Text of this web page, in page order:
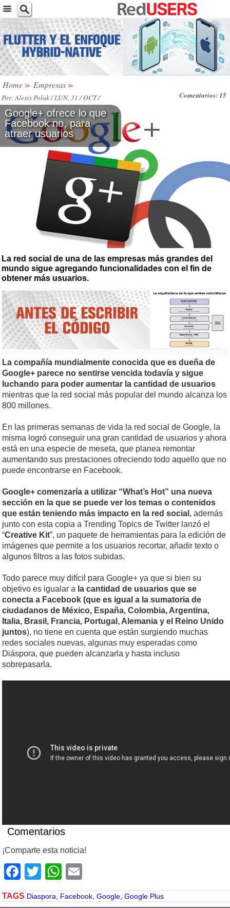
Home > Empresas >
Comentarios: 15
Por: Alexis Polak / LUN, 31 / OCT /
2011
Google+ ofrece lo que
Facebook no, para
atraer usuarios
La red social de una de las empresas más grandes del
mundo sigue agregando funcionalidades con el fin de
obtener más usuarios.
La compañía mundialmente conocida que es dueña de
Google+ parece no sentirse vencida todavía y sigue
luchando para poder aumentar la cantidad de usuarios
mientras que la red social más popular del mundo alcanza los
800 millones.
En las primeras semanas de vida la red social de Google, la
misma logró conseguir una gran cantidad de usuarios y ahora
está en una especie de meseta, que planea remontar
aumentando sus prestaciones ofreciendo todo aquello que no
puede encontrarse en Facebook.
Google+ comenzaría a utilizar “What’s Hot” una nueva
sección en la que se puede ver los temas o contenidos
que están teniendo más impacto en la red social , además
junto con esta copia a Trending Topics de Twitter lanzó el
“Creative Kit”, un paquete de herramientas para la edición de
imágenes que permite a los usuarios recortar, añadir texto o
algunos filtros a las fotos subidas.
Todo parece muy difícil para Google+ ya que si bien su
objetivo es igualar a la cantidad de usuarios que se
conecta a Facebook (que es igual a la sumatoria de
ciudadanos de México, España, Colombia, Argentina,
Italia, Brasil, Francia, Portugal, Alemania y el Reino Unido
juntos), no tiene en cuenta que están surgiendo muchas
redes sociales nuevas, algunas muy esperadas como
Diáspora, que pueden alcanzarla y hasta incluso
sobrepasarla.
Comentarios
¡Comparte esta noticia!
Facebook
TwitterWhatsApp
TAGS Diaspora Facebook Google Google Plus